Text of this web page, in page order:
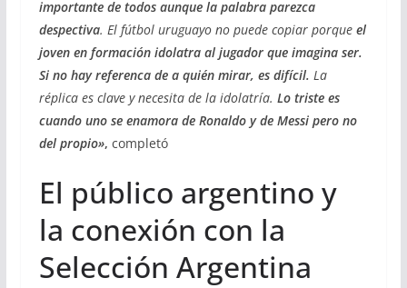
importante de todos aunque la palabra parezca
despectiva. El fútbol uruguayo no puede copiar porque el
joven en formación idolatra al jugador que imagina ser.
Si no hay referenca de a quién mirar, es difícil. La
réplica es clave y necesita de la idolatría. Lo triste es
cuando uno se enamora de Ronaldo y de Messi pero no
del propio», completó
El público argentino y
la conexión con la
Selección Argentina